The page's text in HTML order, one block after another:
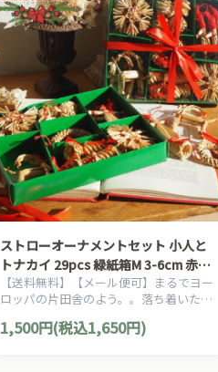
ストローオーナメントセット 小人と
トナカイ 29pcs 緑紙箱M 3-6cm 赤糸
クリスマス
【送料無料】【メール便可】まるでヨー
ロッパの片田舎のよう。。落ち着いた雰
アン・カントリー・スタイルのクリスマ
1,500円(税込1,650円)